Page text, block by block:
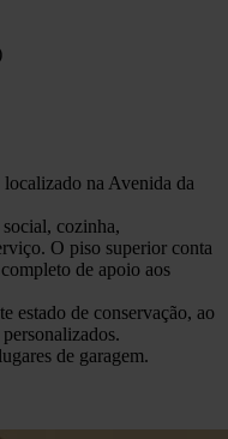
na Avenida da
cozinha,
O piso superior conta
de apoio aos
estado de conservação, ao
de garagem.